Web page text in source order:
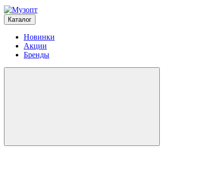
Каталог
Новинки
Акции
Бренды